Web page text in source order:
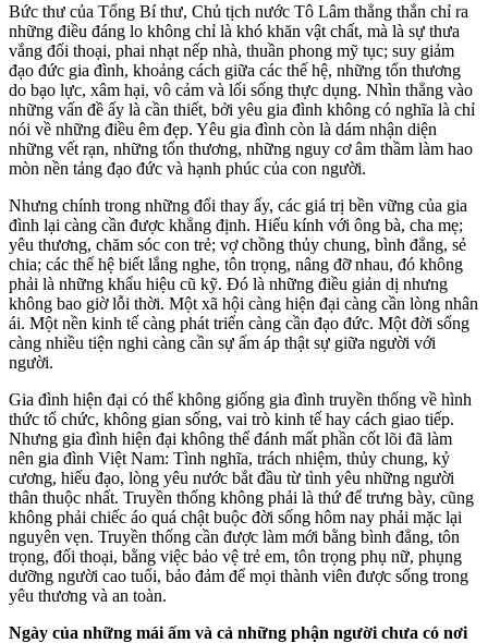
Bức thư của Tổng Bí thư, Chủ tịch nước Tô Lâm thẳng thắn chỉ ra
những điều đáng lo không chỉ là khó khăn vật chất, mà là sự thưa
vắng đối thoại, phai nhạt nếp nhà, thuần phong mỹ tục; suy giảm
đạo đức gia đình, khoảng cách giữa các thế hệ, những tổn thương
do bạo lực, xâm hại, vô cảm và lối sống thực dụng. Nhìn thẳng vào
những vấn đề ấy là cần thiết, bởi yêu gia đình không có nghĩa là chỉ
nói về những điều êm đẹp. Yêu gia đình còn là dám nhận diện
những vết rạn, những tổn thương, những nguy cơ âm thầm làm hao
mòn nền tảng đạo đức và hạnh phúc của con người.
Nhưng chính trong những đổi thay ấy, các giá trị bền vững của gia
đình lại càng cần được khẳng định. Hiếu kính với ông bà, cha mẹ;
yêu thương, chăm sóc con trẻ; vợ chồng thủy chung, bình đẳng, sẻ
chia; các thế hệ biết lắng nghe, tôn trọng, nâng đỡ nhau, đó không
phải là những khẩu hiệu cũ kỹ. Đó là những điều giản dị nhưng
không bao giờ lỗi thời. Một xã hội càng hiện đại càng cần lòng nhân
ái. Một nền kinh tế càng phát triển càng cần đạo đức. Một đời sống
càng nhiều tiện nghi càng cần sự ấm áp thật sự giữa người với
người.
Gia đình hiện đại có thể không giống gia đình truyền thống về hình
thức tổ chức, không gian sống, vai trò kinh tế hay cách giao tiếp.
Nhưng gia đình hiện đại không thể đánh mất phần cốt lõi đã làm
nên gia đình Việt Nam: Tình nghĩa, trách nhiệm, thủy chung, kỷ
cương, hiếu đạo, lòng yêu nước bắt đầu từ tình yêu những người
thân thuộc nhất. Truyền thống không phải là thứ để trưng bày, cũng
không phải chiếc áo quá chật buộc đời sống hôm nay phải mặc lại
nguyên vẹn. Truyền thống cần được làm mới bằng bình đẳng, tôn
trọng, đối thoại, bằng việc bảo vệ trẻ em, tôn trọng phụ nữ, phụng
dưỡng người cao tuổi, bảo đảm để mọi thành viên được sống trong
yêu thương và an toàn.
Ngày của những mái ấm và cả những phận người chưa có nơi